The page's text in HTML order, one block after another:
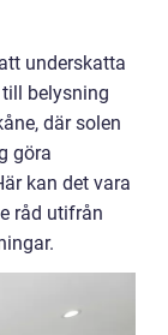
underskatta
belysning
där solen
göra
kan det vara
råd utifrån